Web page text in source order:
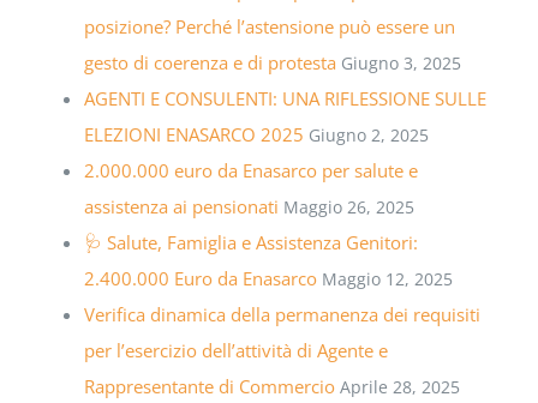
posizione? Perché l’astensione può essere un
gesto di coerenza e di protesta Giugno 3, 2025
AGENTI E CONSULENTI: UNA RIFLESSIONE SULLE
ELEZIONI ENASARCO 2025 Giugno 2, 2025
2.000.000 euro da Enasarco per salute e
assistenza ai pensionati Maggio 26, 2025
🩺 Salute, Famiglia e Assistenza Genitori:
2.400.000 Euro da Enasarco Maggio 12, 2025
Verifica dinamica della permanenza dei requisiti
per l’esercizio dell’attività di Agente e
Rappresentante di Commercio Aprile 28, 2025